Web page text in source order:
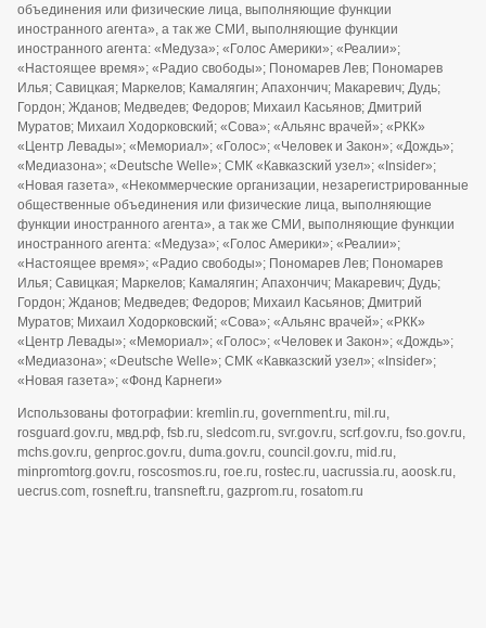
объединения или физические лица, выполняющие функции
иностранного агента», а так же СМИ, выполняющие функции
иностранного агента: «Медуза»; «Голос Америки»; «Реалии»;
«Настоящее время»; «Радио свободы»; Пономарев Лев; Пономарев
Илья; Савицкая; Маркелов; Камалягин; Апахончич; Макаревич; Дудь;
Гордон; Жданов; Медведев; Федоров; Михаил Касьянов; Дмитрий
Муратов; Михаил Ходорковский; «Сова»; «Альянс врачей»; «РКК»
«Центр Левады»; «Мемориал»; «Голос»; «Человек и Закон»; «Дождь»;
«Медиазона»; «Deutsche Welle»; СМК «Кавказский узел»; «Insider»;
«Новая газета», «Некоммерческие организации, незарегистрированные
общественные объединения или физические лица, выполняющие
функции иностранного агента», а так же СМИ, выполняющие функции
иностранного агента: «Медуза»; «Голос Америки»; «Реалии»;
«Настоящее время»; «Радио свободы»; Пономарев Лев; Пономарев
Илья; Савицкая; Маркелов; Камалягин; Апахончич; Макаревич; Дудь;
Гордон; Жданов; Медведев; Федоров; Михаил Касьянов; Дмитрий
Муратов; Михаил Ходорковский; «Сова»; «Альянс врачей»; «РКК»
«Центр Левады»; «Мемориал»; «Голос»; «Человек и Закон»; «Дождь»;
«Медиазона»; «Deutsche Welle»; СМК «Кавказский узел»; «Insider»;
«Новая газета»; «Фонд Карнеги»
Использованы фотографии: kremlin.ru, government.ru, mil.ru,
rosguard.gov.ru, мвд.рф, fsb.ru, sledcom.ru, svr.gov.ru, scrf.gov.ru, fso.gov.ru,
mchs.gov.ru, genproc.gov.ru, duma.gov.ru, council.gov.ru, mid.ru,
minpromtorg.gov.ru, roscosmos.ru, roe.ru, rostec.ru, uacrussia.ru, aoosk.ru,
uecrus.com, rosneft.ru, transneft.ru, gazprom.ru, rosatom.ru